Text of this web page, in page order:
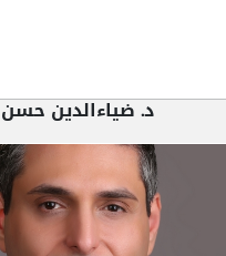
د. ضياءالدين حسن